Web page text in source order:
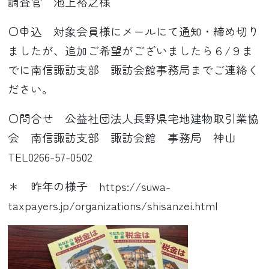
〇申込 対象会員様にメールにて通知・締め切り
ましたが、追加ご希望がございましたら６/９ま
でに南信諏訪支部 諏訪会館事務局までご連絡く
ださい。
〇問合せ 公益社団法人長野県宅地建物取引業協
会 南信諏訪支部 諏訪会館 事務局 神山
TEL0266-57-0502
＊ 昨年の様子 https://suwa-
taxpayers.jp/organizations/shisanzei.html